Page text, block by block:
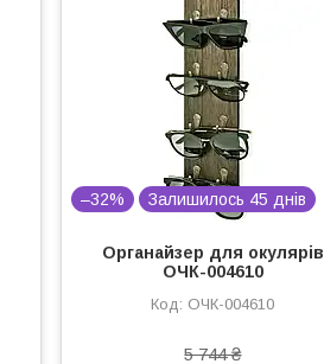
–32% Залишилось 45 днів
Органайзер для окулярів
ОЧК-004610
ОЧК-004610
5 744 ₴